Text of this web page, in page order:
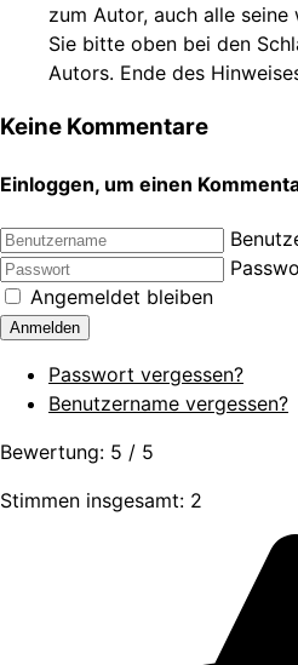
zum Autor, auch alle
Sie bitte oben bei den
Autors. Ende des
Keine Kommentare
Einloggen, um einen
Angemeldet bleiben
Anmelden
Passwort vergessen?
Benutzername vergessen?
Bewertung: 5 / 5
Stimmen insgesamt: 2